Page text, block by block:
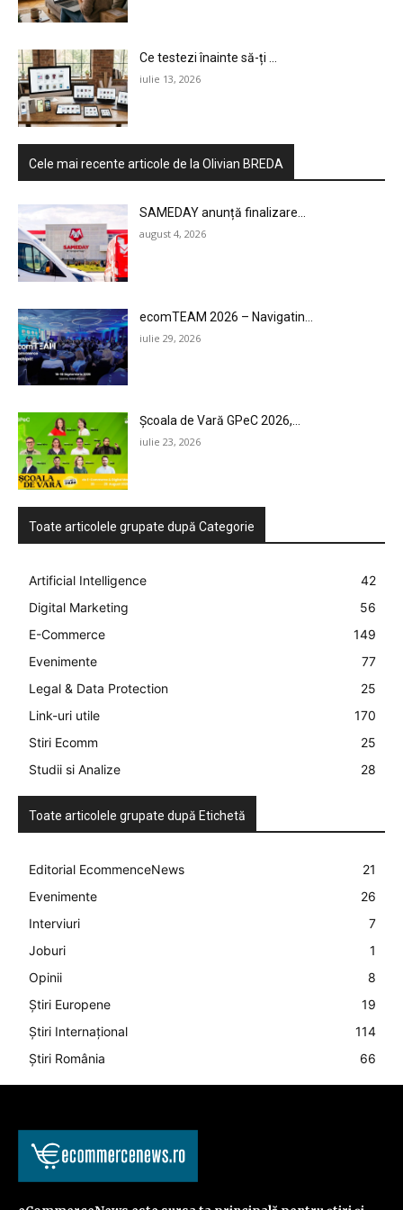
Ce testezi înainte să-ți ...
iulie 13, 2026
Cele mai recente articole de la Olivian BREDA
SAMEDAY anunță finalizare...
august 4, 2026
ecomTEAM 2026 – Navigatin...
iulie 29, 2026
Școala de Vară GPeC 2026,...
iulie 23, 2026
Toate articolele grupate după Categorie
Artificial Intelligence
42
Digital Marketing
56
E-Commerce
149
Evenimente
77
Legal & Data Protection
25
Link-uri utile
170
Stiri Ecomm
25
Studii si Analize
28
Toate articolele grupate după Etichetă
Editorial EcommenceNews
21
Evenimente
26
Interviuri
7
Joburi
1
Opinii
8
Știri Europene
19
Știri Internațional
114
Știri România
66